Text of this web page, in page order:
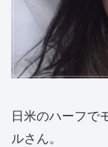
日米のハーフで
ルさん。